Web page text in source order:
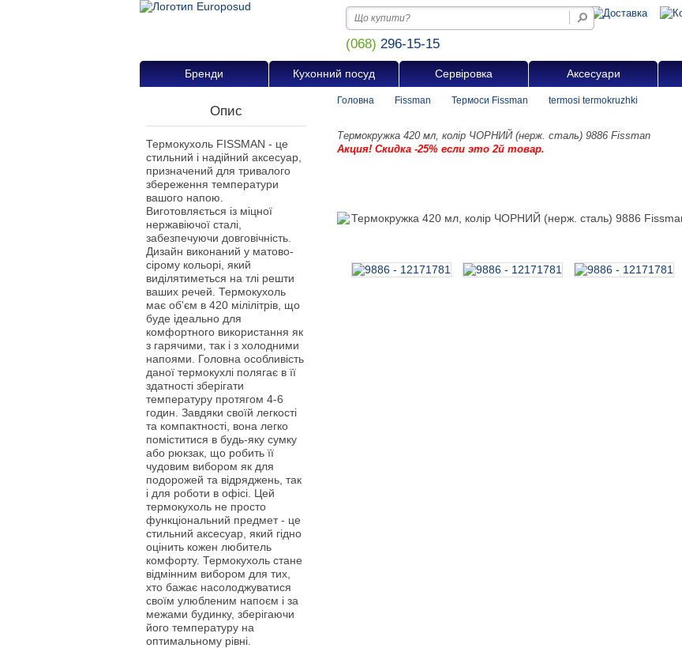
(068) 296-15-15
Бренди Кухонний посуд Сервіровка Аксесуари
Опис
Термокухоль FISSMAN - це
стильний і надійний аксесуар,
призначений для тривалого
збереження температури
вашого напою.
Виготовляється із міцної
нержавіючої сталі,
забезпечуючи довговічність.
Дизайн виконаний у матово-
сірому кольорі, який
виділятиметься на тлі решти
ваших речей. Термокухоль
має об'єм в 420 мілілітрів, що
буде ідеально для
комфортного використання як
з гарячими, так і з холодними
напоями. Головна особливість
даної термокухлі полягає в її
здатності зберігати
температуру протягом 4-6
годин. Завдяки своїй легкості
та компактності, вона легко
поміститися в будь-яку сумку
або рюкзак, що робить її
чудовим вибором як для
подорожей та відряджень, так
і для роботи в офісі. Цей
термокухоль не просто
функціональний предмет - це
стильний аксесуар, який гідно
оцінить кожен любитель
комфорту. Термокухоль стане
відмінним вибором для тих,
хто бажає насолоджуватися
своїм улюбленим напоєм і за
межами будинку, зберігаючи
його температуру на
оптимальному рівні.
Головна Fissman Термоси Fissman termosi termokruzhki
Термокружка 420 мл, колір ЧОРНИЙ (нерж. сталь) 9886 Fissman
Акция! Скидка -25% если это 2й товар.